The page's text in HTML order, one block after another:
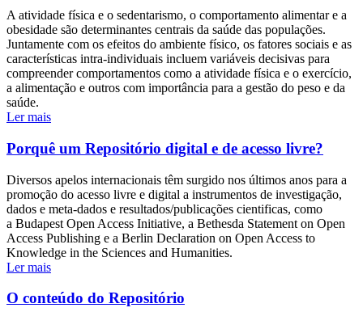
A atividade física e o sedentarismo, o comportamento alimentar e a
obesidade são determinantes centrais da saúde das populações.
Juntamente com os efeitos do ambiente físico, os fatores sociais e as
características intra-individuais incluem variáveis decisivas para
compreender comportamentos como a atividade física e o exercício,
a alimentação e outros com importância para a gestão do peso e da
saúde.
Ler mais
Porquê um Repositório digital e de acesso livre?
Diversos apelos internacionais têm surgido nos últimos anos para a
promoção do acesso livre e digital a instrumentos de investigação,
dados e meta-dados e resultados/publicações cientificas, como
a Budapest Open Access Initiative, a Bethesda Statement on Open
Access Publishing e a Berlin Declaration on Open Access to
Knowledge in the Sciences and Humanities.
Ler mais
O conteúdo do Repositório